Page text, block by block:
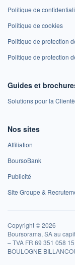
Politique de
Politique de cookies
Politique de protection
Politique de protection
Guides et
Solutions pour la
Nos sites
Affiliation
BoursoBank
Publicité
Site Groupe &
Copyright © 2026
Boursorama, SA au
– TVA FR 69 351 058
BOULOGNE